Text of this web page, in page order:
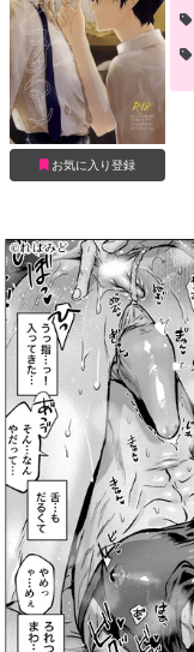
お気に入り登録